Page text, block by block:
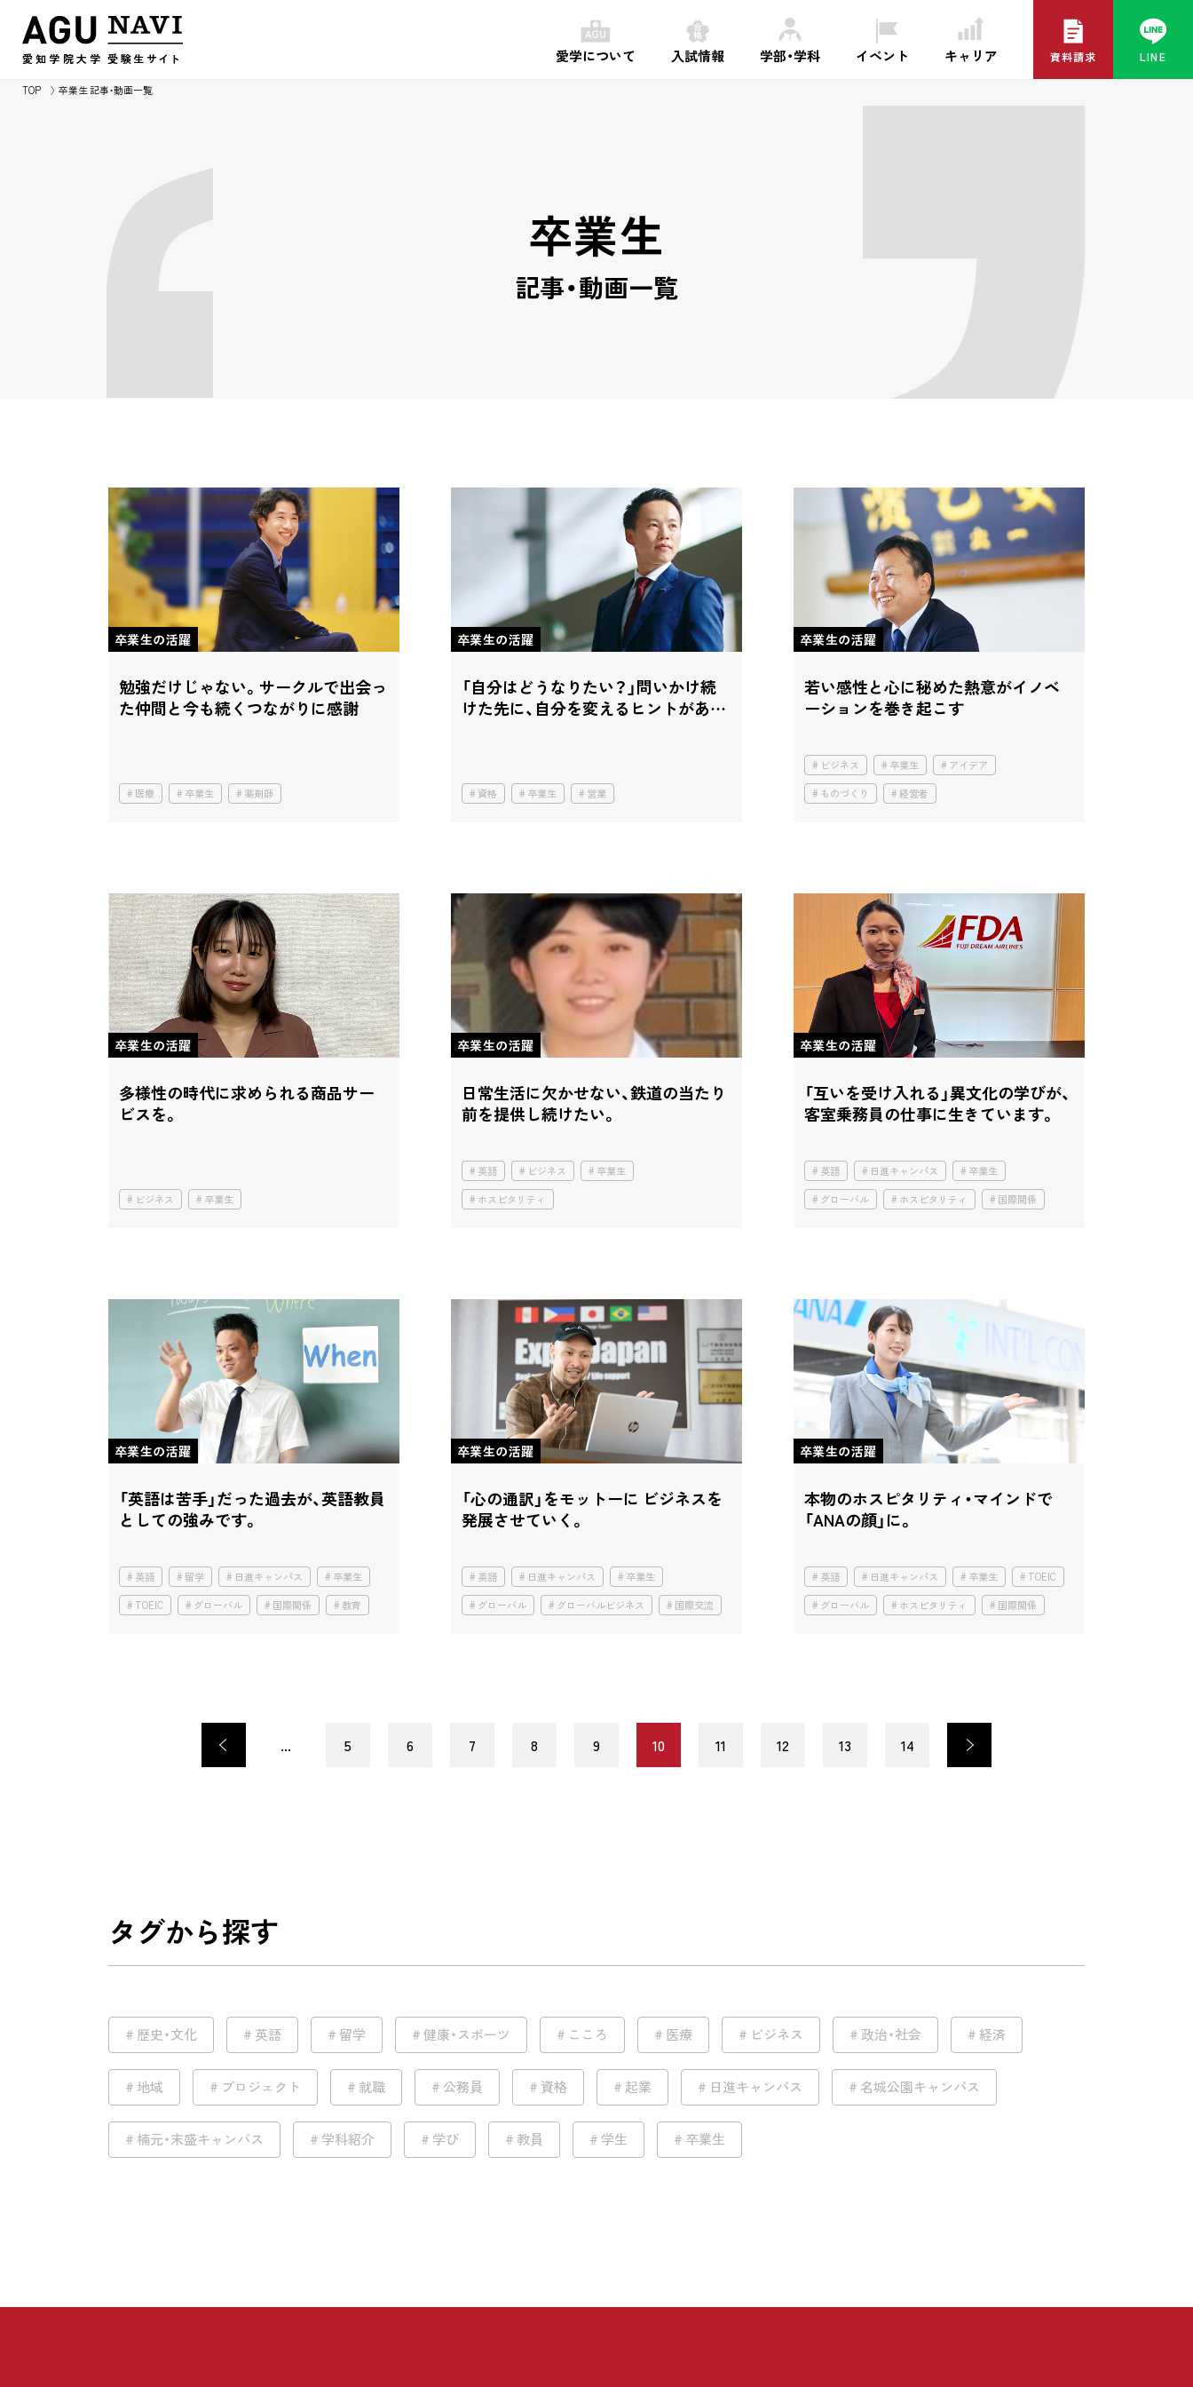
愛知学院大学 受験生サイ ト 愛学について 入試情報 学部・学科 イベント キャリア 資料請求 LINE
TOP 卒業生 記事・動画一覧
卒業生
記事・動画一覧
卒業生の活躍
勉強だけじゃない。 サークルで出会っ
た仲間と今も続くつながりに感謝
医療 卒業生 薬剤師
卒業生の活躍
「自分はどうなりたい？」問いかけ続
けた先に、 自分を変えるヒントがあっ
資格 卒業生 営業
卒業生の活躍
若い感性と心に秘めた熱意がイノベ
ーションを巻き起こす
ビジネス 卒業生
アイデア
ものづくり
経営者
卒業生の活躍
多様性の時代に求められる商品サー
ビスを。
ビジネス 卒業生
卒業生の活躍
日常生活に欠かせない、鉄道の当たり
前を提供し続けたい。
英語 ビジネス
卒業生
ホスピタリティ
卒業生の活躍
「互いを受け入れる」異文化の学びが、
客室乗務員の仕事に生きています。
英語 日進キャンパス
卒業生
グローバル
ホスピタリティ 国際関係
卒業生の活躍
「英語は苦手」だった過去が、英語教員
としての強みです。
英語 留学 日進キャンパス
卒業生
TOEIC
グローバル 国際関係 教育
卒業生の活躍
「心の通訳」をモットーに ビジネスを
発展させていく。
英語 日進キャンパス
卒業生
グローバル
グローバルビジネス 国際交流
卒業生の活躍
本物のホスピタリティ・マインドで
「ANAの顔」に。
英語 日進キャンパス 卒業生
TOEIC
グローバル
ホスピタリティ 国際関係
< ... 5 6 7 8 9 10 11 12 13 14 >
タグから探す
歴史・文化 英語 留学 健康・スポーツ こころ 医療 ビジネス 政治・社会 経済
地域 プロジェクト 就職 公務員 資格 起業 日進キャンパス 名城公園キャンパス
楠元・末盛キャンパス 学科紹介 学び 教員 学生 卒業生